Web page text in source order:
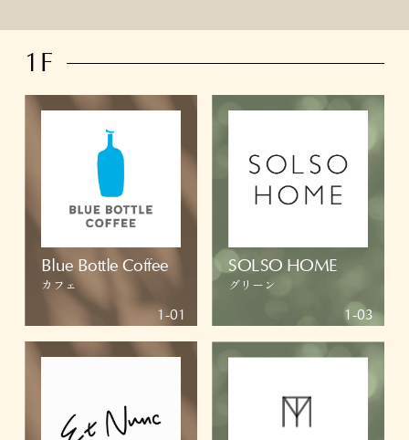
1F
Blue Bottle Coffee
カフェ
1-01
SOLSO HOME
グリーン
1-03